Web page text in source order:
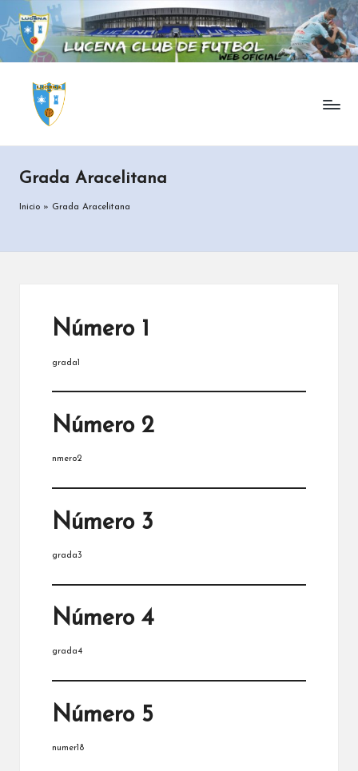
Grada Aracelitana
Inicio » Grada Aracelitana
Número 1
grada1
Número 2
nmero2
Número 3
grada3
Número 4
grada4
Número 5
numer18